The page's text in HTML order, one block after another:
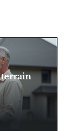
terrain